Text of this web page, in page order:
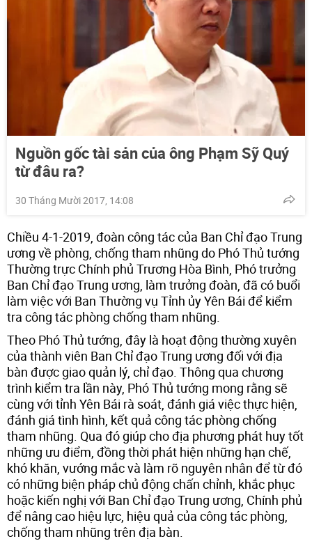
Nguồn gốc tài sản của ông Phạm Sỹ Quý
từ đâu ra?
30 Tháng Mười 2017, 14:08
Chiều 4-1-2019, đoàn công tác của Ban Chỉ đạo Trung
ương về phòng, chống tham nhũng do Phó Thủ tướng
Thường trực Chính phủ Trương Hòa Bình, Phó trưởng
Ban Chỉ đạo Trung ương, làm trưởng đoàn, đã có buổi
làm việc với Ban Thường vụ Tỉnh ủy Yên Bái để kiểm
tra công tác phòng chống tham nhũng.
Theo Phó Thủ tướng, đây là hoạt động thường xuyên
của thành viên Ban Chỉ đạo Trung ương đối với địa
bàn được giao quản lý, chỉ đạo. Thông qua chương
trình kiểm tra lần này, Phó Thủ tướng mong rằng sẽ
cùng với tỉnh Yên Bái rà soát, đánh giá việc thực hiện,
đánh giá tình hình, kết quả công tác phòng chống
tham nhũng. Qua đó giúp cho địa phương phát huy tốt
những ưu điểm, đồng thời phát hiện những hạn chế,
khó khăn, vướng mắc và làm rõ nguyên nhân để từ đó
có những biện pháp chủ động chấn chỉnh, khắc phục
hoặc kiến nghị với Ban Chỉ đạo Trung ương, Chính phủ
để nâng cao hiệu lực, hiệu quả của công tác phòng,
chống tham nhũng trên địa bàn.